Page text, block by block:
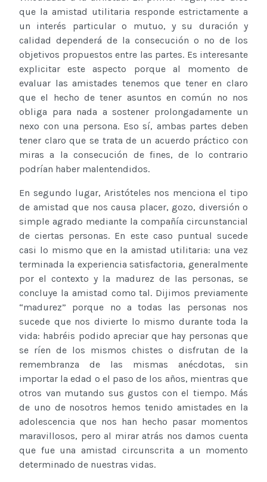
que la amistad utilitaria responde estrictamente a
un interés particular o mutuo, y su duración y
calidad dependerá de la consecución o no de los
objetivos propuestos entre las partes. Es interesante
explicitar este aspecto porque al momento de
evaluar las amistades tenemos que tener en claro
que el hecho de tener asuntos en común no nos
obliga para nada a sostener prolongadamente un
nexo con una persona. Eso sí, ambas partes deben
tener claro que se trata de un acuerdo práctico con
miras a la consecución de fines, de lo contrario
podrían haber malentendidos.
En segundo lugar, Aristóteles nos menciona el tipo
de amistad que nos causa placer, gozo, diversión o
simple agrado mediante la compañía circunstancial
de ciertas personas. En este caso puntual sucede
casi lo mismo que en la amistad utilitaria: una vez
terminada la experiencia satisfactoria, generalmente
por el contexto y la madurez de las personas, se
concluye la amistad como tal. Dijimos previamente
“madurez” porque no a todas las personas nos
sucede que nos divierte lo mismo durante toda la
vida: habréis podido apreciar que hay personas que
se ríen de los mismos chistes o disfrutan de la
remembranza de las mismas anécdotas, sin
importar la edad o el paso de los años, mientras que
otros van mutando sus gustos con el tiempo. Más
de uno de nosotros hemos tenido amistades en la
adolescencia que nos han hecho pasar momentos
maravillosos, pero al mirar atrás nos damos cuenta
que fue una amistad circunscrita a un momento
determinado de nuestras vidas.